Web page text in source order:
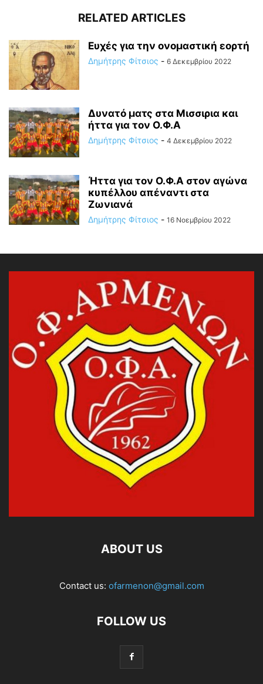
RELATED ARTICLES
Ευχές για την ονομαστική εορτή
Δημήτρης Φίτσιος - 6 Δεκεμβρίου 2022
Δυνατό ματς στα Μισσιρια και
ήττα για τον Ο.Φ.Α
Δημήτρης Φίτσιος - 4 Δεκεμβρίου 2022
Ήττα για τον Ο.Φ.Α στον αγώνα
κυπέλλου απέναντι στα
Ζωνιανά
Δημήτρης Φίτσιος - 16 Νοεμβρίου 2022
ABOUT US
Contact us: ofarmenon@gmail.com
FOLLOW US